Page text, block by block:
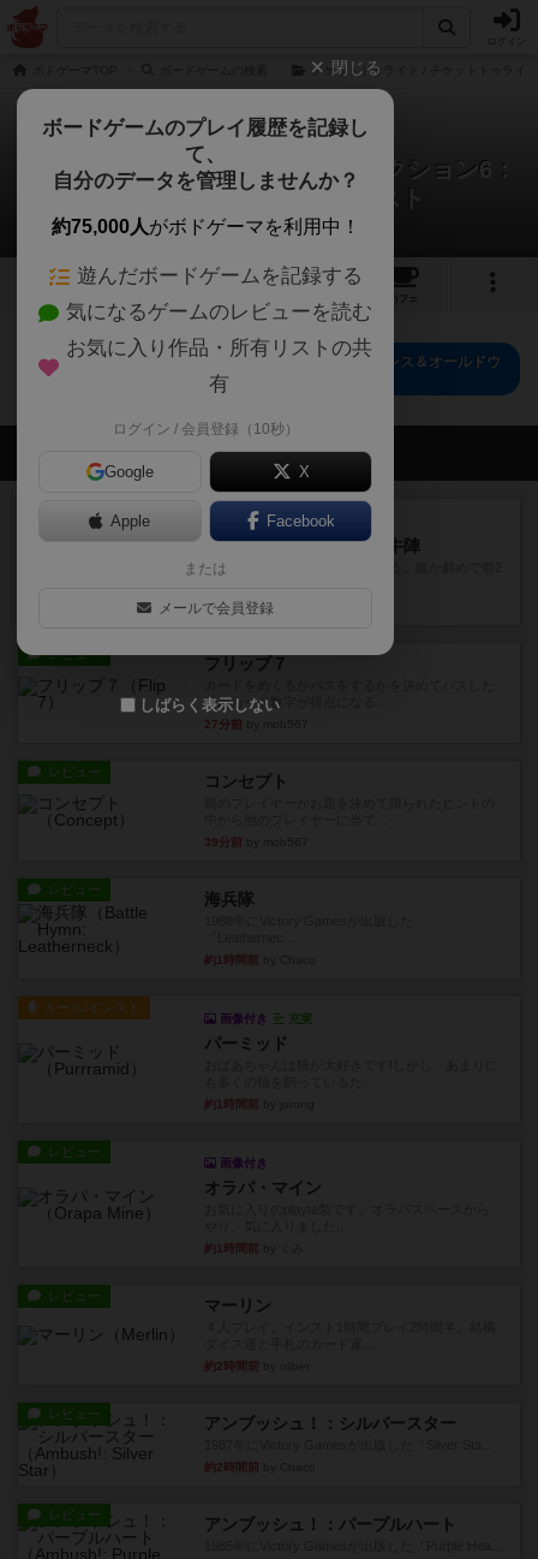
チケットトゥライド / チケットトゥライ
チケットトゥライド・マップコレクション6：
フランス＆オールドウェスト
0件のリプレイ日記
3 1
カフェ
チケットトゥライド・マップコレクション6：フランス＆オールドウ
ェスト のトップに戻る
会員の新しい投稿
レビュー
画像付き
ファイアー・ブルズ / 火牛陣
火牛を引き連れて敵を殲滅させる。縦か斜めで前2
15分前by うらまこ
レビュー フリップ７
時のカード数字が得点になる...
27分前
レビュー コンセプト
39分前
レビュー 海兵隊
約1時間前
ルール/インスト
画像付き 充実
パーミッド
約1時間前
レビュー
画像付き
オラパ・マイン
約1時間前
レビュー マーリン
約2時間前
レビュー アンブッシュ！：シルバースター
約2時間前
レビュー アンブッシュ！：パープルハート
閉じる
ボードゲームのプレイ履歴を記録し
て、
自分のデータを管理しませんか？
約75,000人がボドゲーマを利用中！
遊んだボードゲームを記録する
気になるゲームのレビューを読む
お気に入り作品・所有リストの共
有
ログイン / 会員登録（10秒）
Google X
Apple Facebook
または
メールで会員登録
しばらく表示しない